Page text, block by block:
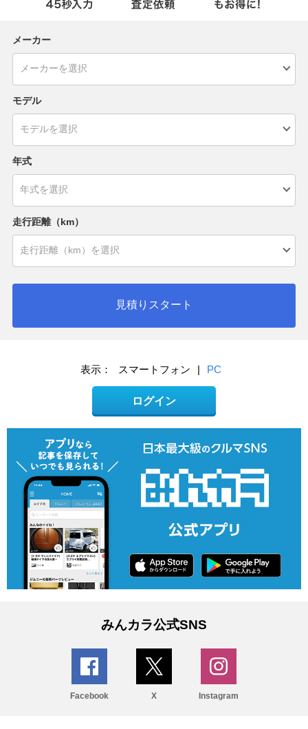
メーカー
モデル
年式
走行距離（km）
見積りスタート
表示： スマートフォン | PC
ログイン
みんカラ公式SNS
Facebook X Instagram